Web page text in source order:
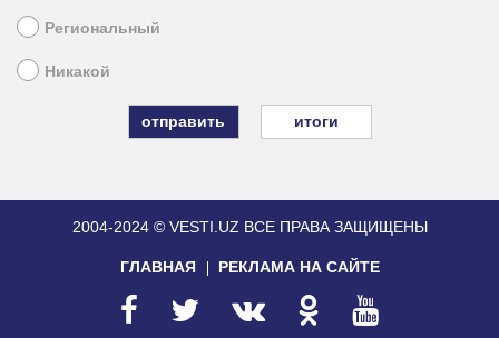
Региональный
Никакой
итоги
2004-2024 © VESTI.UZ ВСЕ ПРАВА ЗАЩИЩЕНЫ
ГЛАВНАЯ РЕКЛАМА НА САЙТЕ